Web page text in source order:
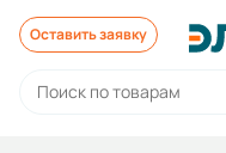
Оставить заявку